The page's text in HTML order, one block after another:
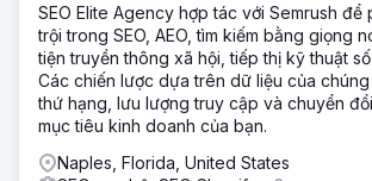
SEO Elite Agency hợp tác với Semrush để
trội trong SEO, AEO, tìm kiếm bằng giọng
tiện truyền thông xã hội, tiếp thị kỹ thuật
Các chiến lược dựa trên dữ liệu của
thứ hạng, lưu lượng truy cập và chuyển
mục tiêu kinh doanh của bạn.
Naples, Florida, United States